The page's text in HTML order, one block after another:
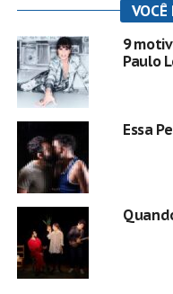
VOCÊ
9
Paulo
Essa